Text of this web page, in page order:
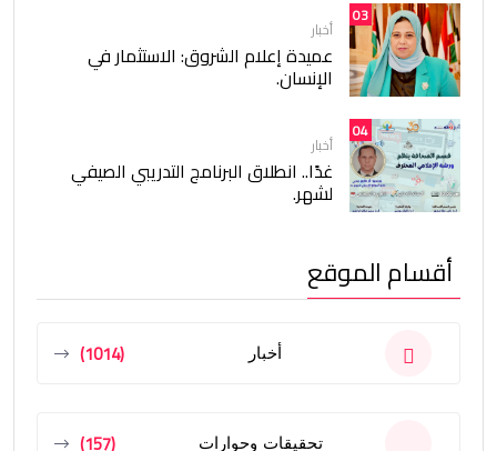
03
أخبار
عميدة إعلام الشروق: الاستثمار في
الإنسان.
04
أخبار
غدًا.. انطلاق البرنامج التدريبي الصيفي
لشهر.
أقسام الموقع
أخبار (1014)
تحقيقات وحوارات (157)